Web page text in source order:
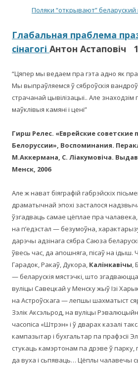
Поляки “открывают” беларуский
Глабальная праблема
сінагогі Антон Астаповіч
“Цяпер мы ведаем пра гэта адно як
Мы выпраўляемся ў сяброўскія
страчанай цывілізацыі.. Але
маўклівыя камяні і цені”
Гирш Релес. «Еврейские советские
Белоруссии», Воспоминания.
М.Аккермана, С. Ліакумовіча.
Менск, 2006
Але ж нават біяграфій габрэйскіх
драматычнай эпохі засталося
ўзгадваць самае цёплае пра
на п’едэстал — безумоўна,
дарэчы адзінага сябра Саюза
ўвесь час, да апошняга, пісаў на ідыш.
Гарадок, Ракаў, Дукора, Калінкавічы,
— беларускія мястэчкі, што
вуліцы Савецкай у Менску жыў Ізі
на Астроўскага — лепшы шахматыст
Зэлік Аксэльрод, на вуліцы
часопіса «Штрэн» і ў дварах казалі
кампазытар і бухгальтар па прафэсіі
стукаць камэртонам па дрэве ў парку,
да вуха і сьпяваць… Цёплы чалавечы